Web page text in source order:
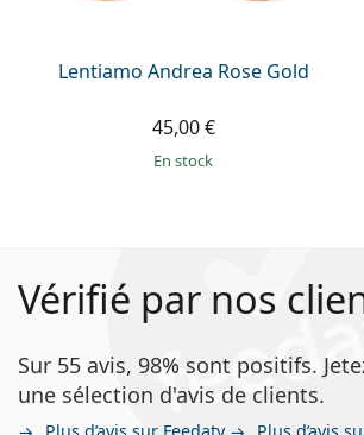
Lentiamo Andrea Rose Gold
45,00 €
en stock
Vérifié par nos
Sur 55 avis, 98% sont positifs.
une sélection d'avis de clients.